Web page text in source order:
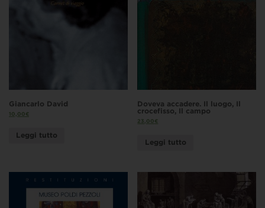
Giancarlo David
10,00€
Leggi tutto
Doveva accadere. Il luogo, Il
crocefisso, Il campo
23,00€
Leggi tutto